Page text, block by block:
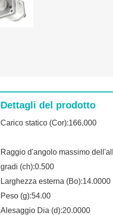
Dettagli del prodotto
Carico statico (Cor):166,000
Raggio d'angolo massimo
gradi (ch):0.500
Larghezza esterna (Bo):14.0000
Peso (g):54.00
Alesaggio Dia (d):20.0000